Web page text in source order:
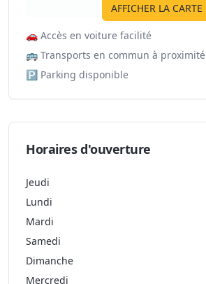
AFFICHER LA CARTE
🚗 Accès en voiture facilité
🚌 Transports en commun à proximité
🅿️ Parking disponible
Horaires d'ouverture
Jeudi
Lundi
Mardi
Samedi
Dimanche
Mercredi